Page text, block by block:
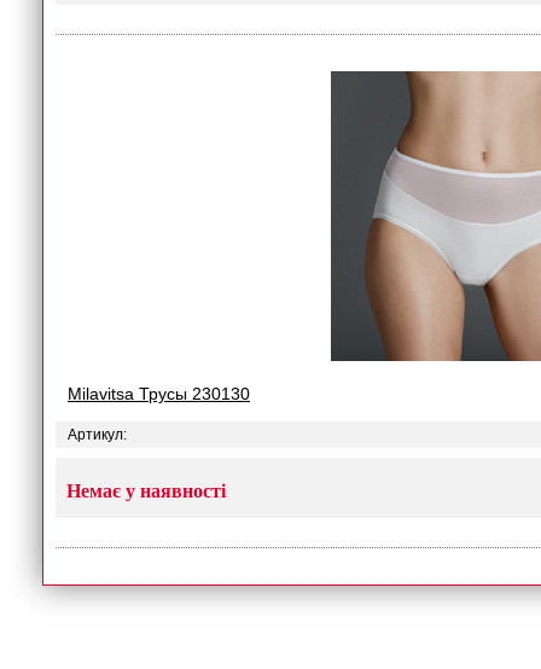
Milavitsa Трусы 230130
Артикул:
Немає у наявності